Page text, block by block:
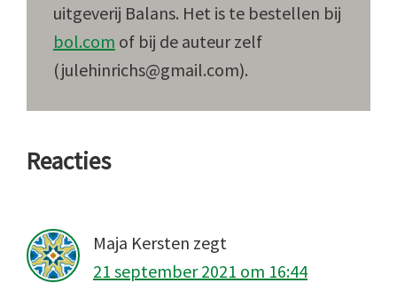
uitgeverij Balans. Het is te bestellen bij
bol.com of bij de auteur zelf
(julehinrichs@gmail.com).
Lees
Reacties
Maja Kersten zegt
21 september 2021 om 16:44